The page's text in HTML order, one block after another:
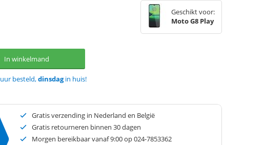
Geschikt voor:
Moto G8 Play
In winkelmand
uur besteld,dinsdagin huis!
Gratis verzending in Nederland en België
Gratis retourneren binnen 30 dagen
Morgen bereikbaar vanaf 9:00 op 024-7853362